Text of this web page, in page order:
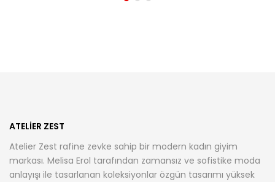
ATELIER ZEST
Atelier Zest rafine zevke sahip bir modern kadın giyim
markası. Melisa Erol tarafından zamansız ve sofistike moda
anlayışı ile tasarlanan koleksiyonlar özgün tasarımı yüksek